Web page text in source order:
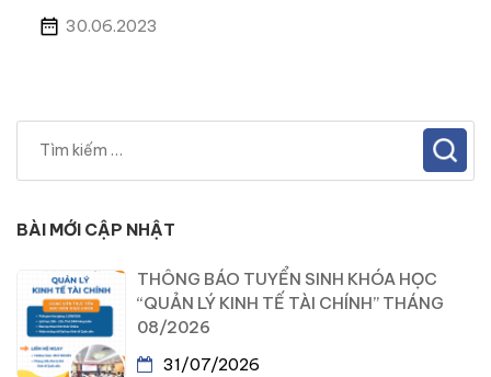
30.06.2023
BÀI MỚI CẬP NHẬT
THÔNG BÁO TUYỂN SINH KHÓA HỌC
“QUẢN LÝ KINH TẾ TÀI CHÍNH” THÁNG
08/2026
31/07/2026